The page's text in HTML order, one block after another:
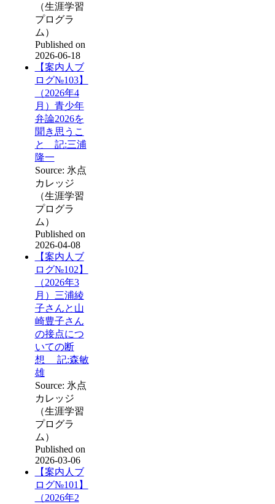
（生涯学習
プログラ
ム）
Published on
2026-06-18
【案内人ブ
ログ№103】
（2026年4
月）青少年
弁論2026を
聞き思うこ
と 記:三浦
隆一
Source: 氷点
カレッジ
（生涯学習
プログラ
ム）
Published on
2026-04-08
【案内人ブ
ログ№102】
（2026年3
月）三浦綾
子さんと山
崎豊子さん
の接点につ
いての断
想 記:森敏
雄
Source: 氷点
カレッジ
（生涯学習
プログラ
ム）
Published on
2026-03-06
【案内人ブ
ログ№101】
（2026年2